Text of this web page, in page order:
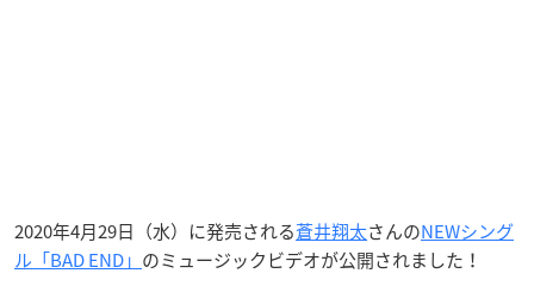
2020年4月29日（水）に発売される蒼井翔太さんのNEWシング
ル「BAD END」 のミュージックビデオが公開されました！